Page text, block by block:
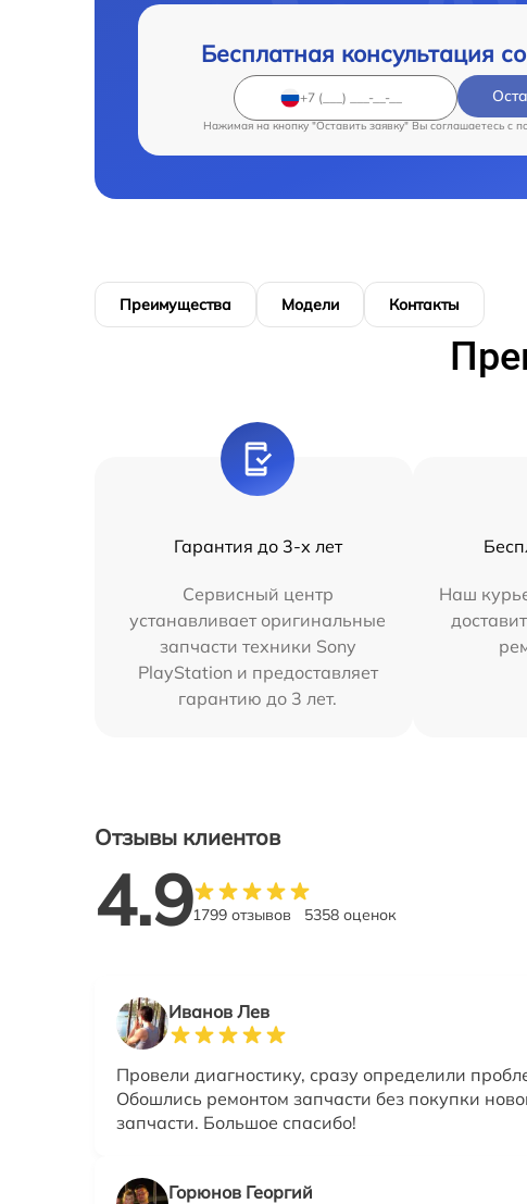
Бесплатная консультация
Нажимая на кнопку "Оставить заявку" Вы соглашаетесь c
Преимущества Модели Контакты
Гарантия до 3-х лет
Сервисный центр
устанавливает оригинальные
запчасти техники Sony
PlayStation и предоставляет
гарантию до 3 лет.
Наш
Отзывы клиентов
4.91799 отзывов 5358 оценок
Иванов Лев
Провели диагностику, сразу определили
Обошлись ремонтом запчасти без покупки
запчасти. Большое спасибо!
Горюнов Георгий